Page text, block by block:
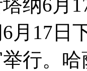
6月
月17日
行。